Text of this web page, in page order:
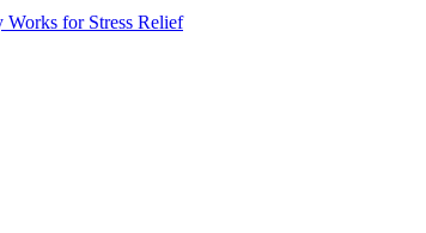
for Stress Relief